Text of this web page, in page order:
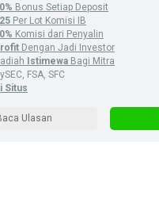
Bonus Setiap Deposit
Per Lot Komisi IB
Komisi dari Penyalin
Dengan Jadi Investor
Istimewa Bagi Mitra
FSA, SFC
Situs
Ulasan